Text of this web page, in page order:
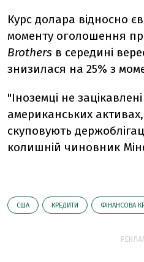
Курс долара відносно
моменту оголошення
Brothers в середині
знизилася на 25% з
"Іноземці не
американських
скуповують
колишній чиновник
США КРЕДИТИ ФІНАНСОВА